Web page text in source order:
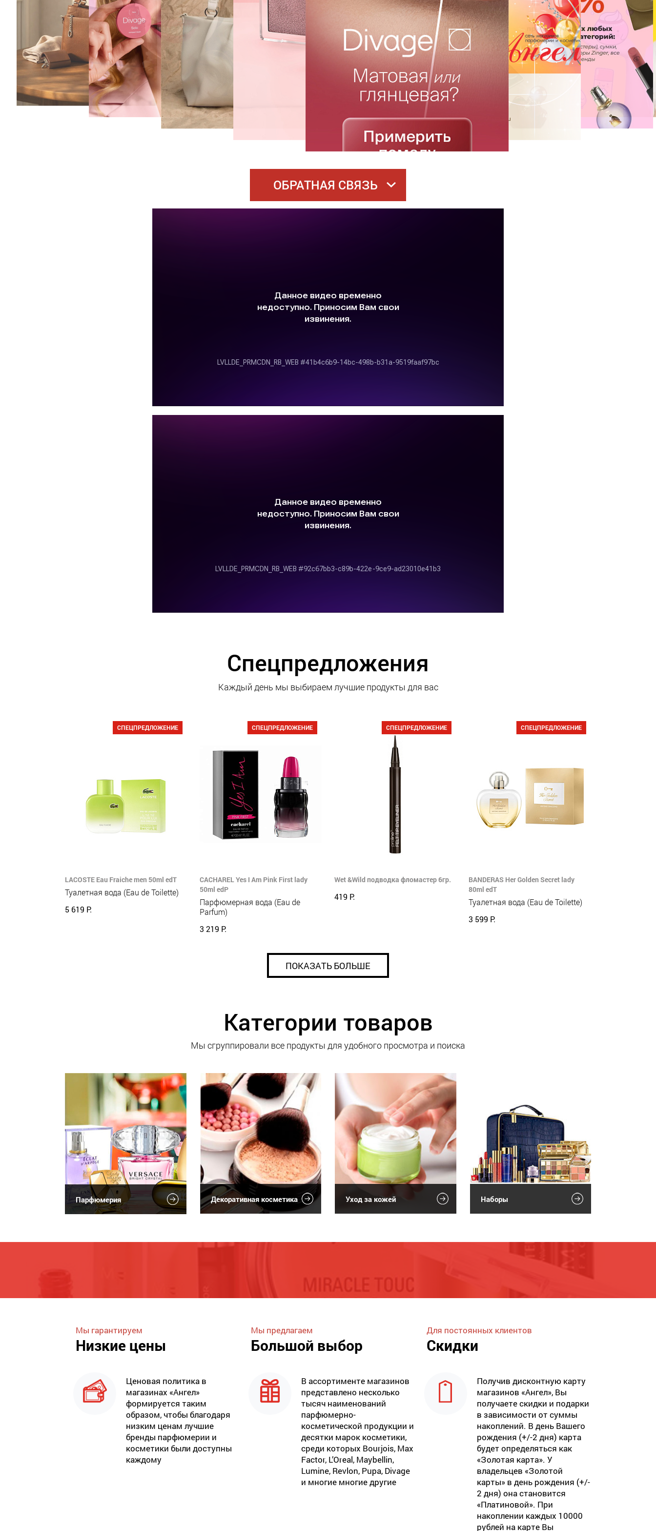
ОБРАТНАЯ СВЯЗЬ
Спецпредложения
Каждый день мы выбираем лучшие продукты для вас
СПЕЦПРЕДЛОЖЕНИЕ
LACOSTE Eau Fraiche men 50ml edT
Туалетная вода (Eau de Toilette)
5 619 Р.
СПЕЦПРЕДЛОЖЕНИЕ
CACHAREL Yes I Am Pink First lady
50ml edP
Парфюмерная вода (Eau de
Parfum)
3 219 Р.
СПЕЦПРЕДЛОЖЕНИЕ
Wet &Wild подводка фломастер 6гр.
419 Р.
СПЕЦПРЕДЛОЖЕНИЕ
BANDERAS Her Golden Secret lady
80ml edT
Туалетная вода (Eau de Toilette)
3 599 Р.
ПОКАЗАТЬ БОЛЬШЕ
Категории товаров
Мы сгруппировали все продукты для удобного просмотра и поиска
Парфюмерия Декоративная косметика Уход за кожей Наборы
Мы гарантируем
Низкие цены
Ценовая политика в
магазинах «Ангел»
формируется таким
образом, чтобы благодаря
низким ценам лучшие
бренды парфюмерии и
косметики были доступны
каждому
Мы предлагаем
Большой выбор
В ассортименте магазинов
представлено несколько
тысяч наименований
парфюмерно-
косметической продукции и
десятки марок косметики,
среди которых Bourjois, Max
Factor, L’Oreal, Maybellin,
Lumine, Revlon, Pupa, Divage
и многие многие другие
Для постоянных клиентов
Скидки
Получив дисконтную карту
магазинов «Ангел», Вы
получаете скидки и подарки
в зависимости от суммы
накоплений. В день Вашего
рождения (+/-2 дня) карта
будет определяться как
«Золотая карта». У
владельцев «Золотой
карты» в день рождения (+/-
2 дня) она становится
«Платиновой». При
накоплении каждых 10000
рублей на карте Вы